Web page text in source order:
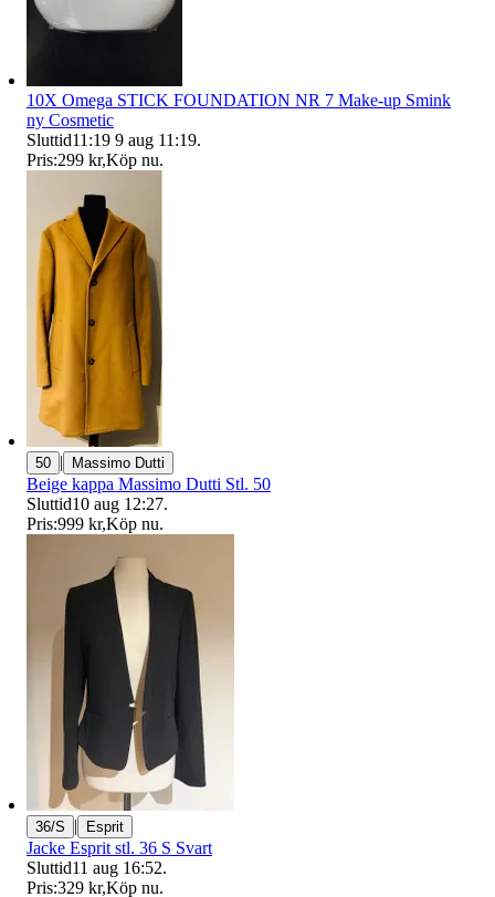
10X Omega STICK FOUNDATION NR 7 Make-up Smink
ny Cosmetic
Sluttid11:19 9 aug 11:19.
Pris:299 kr,Köp nu.
50 | Massimo Dutti
Beige kappa Massimo Dutti Stl. 50
Sluttid10 aug 12:27.
Pris:999 kr,Köp nu.
36/S | Esprit
Jacke Esprit stl. 36 S Svart
Sluttid11 aug 16:52.
Pris:329 kr,Köp nu.